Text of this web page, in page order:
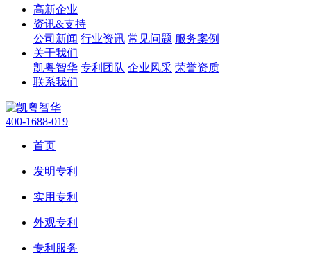
高新企业
资讯&支持
公司新闻 行业资讯 常见问题 服务案例
关于我们
凯粤智华 专利团队 企业风采 荣誉资质
联系我们
400-1688-019
首页
发明专利
实用专利
外观专利
专利服务